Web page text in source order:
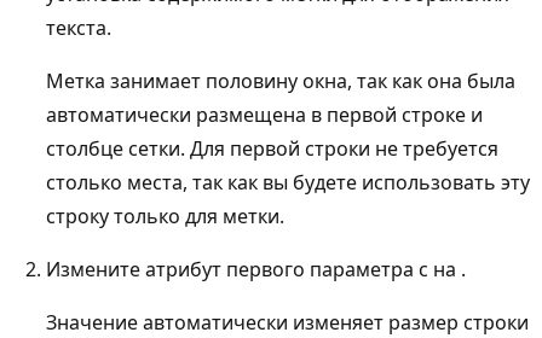
текста.
Метка занимает половину окна, так как она была
автоматически размещена в первой строке и
столбце сетки. Для первой строки не требуется
столько места, так как вы будете использовать эту
строку только для метки.
Измените атрибут первого параметра с на .
Значение автоматически изменяет размер строки